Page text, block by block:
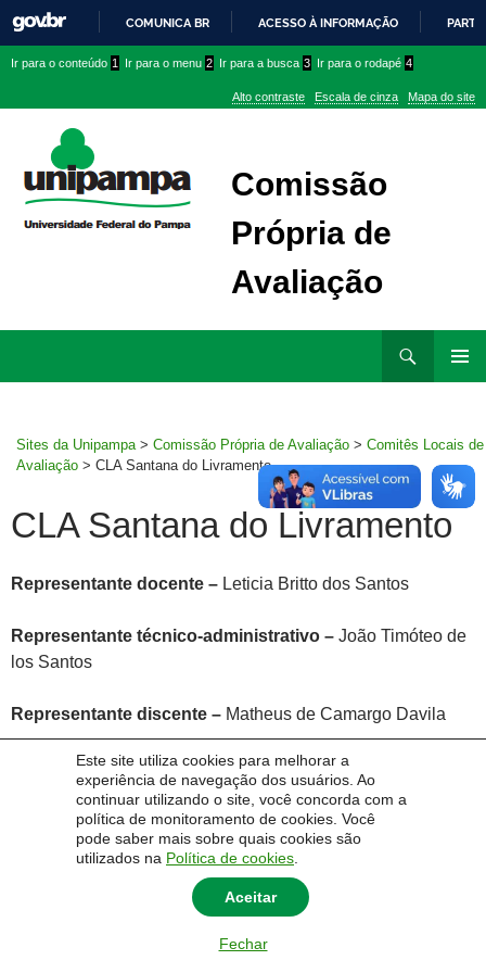
Este site utiliza cookies para melhorar a
experiência de navegação dos usuários. Ao
continuar utilizando o site, você concorda com a
política de monitoramento de cookies. Você
pode saber mais sobre quais cookies são
utilizados na Política de cookies
Aceitar
Fechar
PARA
CONTEÚDO
COMUNICA BR ACESSO À INFORMAÇÃO
conteúdo
menu
superior
menu
Ir para o conteúdo 1 Ir para o menu 2 Ir para a busca 3 Ir para o rodapé 4
Alto contraste Escala de cinza Mapa do site
Comissão
Própria de
Avaliação
Sites da Unipampa > Comissão Própria de Avaliação > Comitês Locais de
Avaliação > CLA Santana do Livramento
CLA Santana do Livramento
Representante docente – Leticia Britto dos Santos
Representante técnico-administrativo – João Timóteo de
los Santos
Representante discente – Matheus de Camargo Davila
Representante da sociedade civil –Claudio Ribeiro
© 2014 Universidade Federal do Pampa - UNIPAMPA